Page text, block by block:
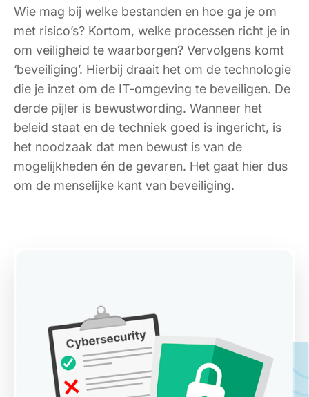
Wie mag bij welke bestanden en hoe ga je om
met risico’s? Kortom, welke processen richt je in
om veiligheid te waarborgen? Vervolgens komt
‘beveiliging’. Hierbij draait het om de technologie
die je inzet om de IT-omgeving te beveiligen. De
derde pijler is bewustwording. Wanneer het
beleid staat en de techniek goed is ingericht, is
het noodzaak dat men bewust is van de
mogelijkheden én de gevaren. Het gaat hier dus
om de menselijke kant van beveiliging.